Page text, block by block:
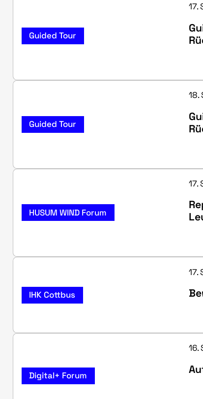
Guided Tour
17.
Guided Tour
18.
HUSUM WIND Forum
17.
IHK Cottbus
17.
Digital+ Forum
16.